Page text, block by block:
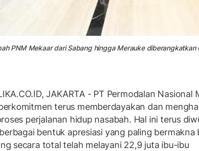
PNM Mekaar dari Sabang hingga Merauke diberangkatkan
JAKARTA - PT Permodalan Nasional
terus memberdayakan dan
perjalanan hidup nasabah. Hal ini terus
bentuk apresiasi yang paling bermakna
secara total telah melayani 22,9 juta ibu-ibu